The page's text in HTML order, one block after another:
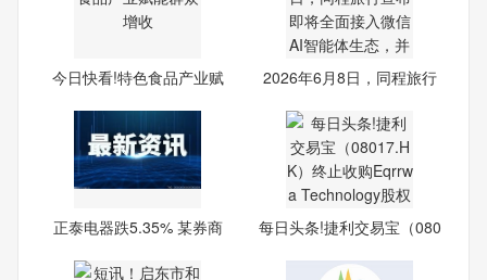
今日快看!特色食品产业赋
2026年6月8日，同程旅行
正泰电器跌5.35% 某券商
每日头条!捷利交易宝（080